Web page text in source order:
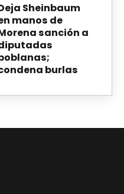
Sheinbaum
manos de
sanción a
burlas